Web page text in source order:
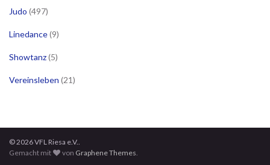
Judo (497)
Linedance(9)
Showtanz(5)
Vereinsleben (21)
© 2026 VFL Riesa e.V..
Gemacht mit
von Graphene Themes